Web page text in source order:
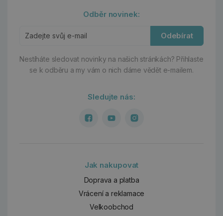
Odběr novinek:
Odebírat
Nestíháte sledovat novinky na našich stránkách? Přihlaste
se k odběru a my vám o nich dáme vědět e-mailem.
Sledujte nás:
Jak nakupovat
Doprava a platba
Vrácení a reklamace
Velkoobchod